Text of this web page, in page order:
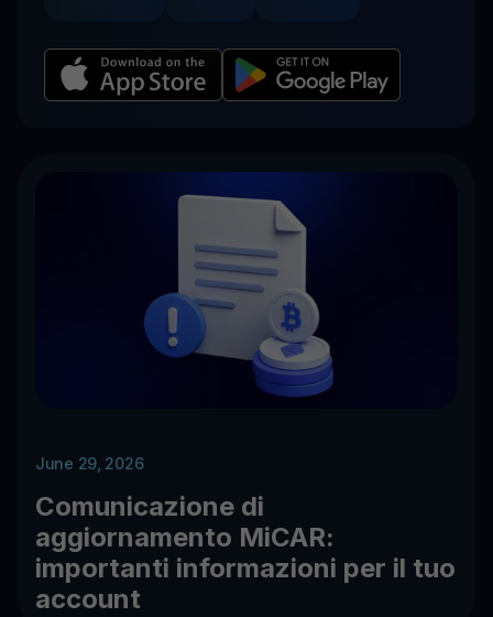
June 29, 2026
Comunicazione di
aggiornamento MiCAR:
importanti informazioni per il tuo
account